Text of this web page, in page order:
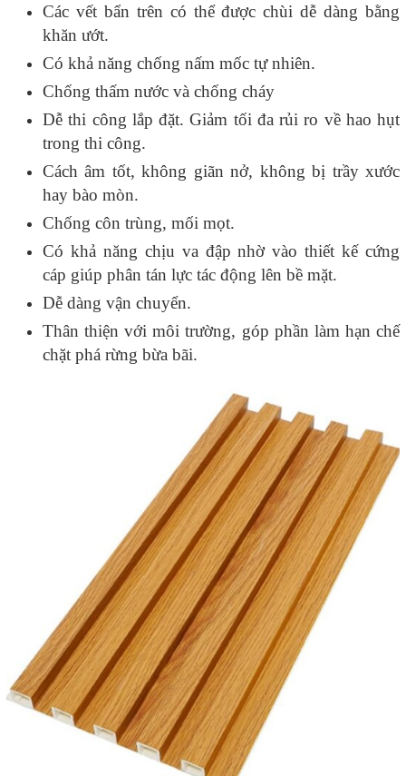
Các vết bẩn trên có thể được chùi dễ dàng bằng
khăn ướt.
Có khả năng chống nấm mốc tự nhiên.
Chống thấm nước và chống cháy
Dễ thi công lắp đặt. Giảm tối đa rủi ro về hao hụt
trong thi công.
Cách âm tốt, không giãn nở, không bị trầy xước
hay bào mòn.
Chống côn trùng, mối mọt.
Có khả năng chịu va đập nhờ vào thiết kế cứng
cáp giúp phân tán lực tác động lên bề mặt.
Dễ dàng vận chuyển.
Thân thiện với môi trường, góp phần làm hạn chế
chặt phá rừng bừa bãi.